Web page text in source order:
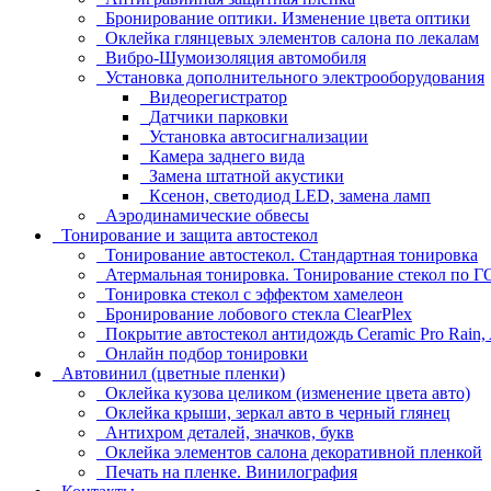
Бронирование оптики. Изменение цвета оптики
Оклейка глянцевых элементов салона по лекалам
Вибро-Шумоизоляция автомобиля
Установка дополнительного электрооборудования
Видеорегистратор
Датчики парковки
Установка автосигнализации
Камера заднего вида
Замена штатной акустики
Ксенон, светодиод LED, замена ламп
Аэродинамические обвесы
Тонирование и защита автостекол
Тонирование автостекол. Стандартная тонировка
Атермальная тонировка. Тонирование стекол по
Тонировка стекол с эффектом хамелеон
Бронирование лобового стекла ClearPlex
Покрытие автостекол антидождь Ceramic Pro Rain,
Онлайн подбор тонировки
Автовинил (цветные пленки)
Оклейка кузова целиком (изменение цвета авто)
Оклейка крыши, зеркал авто в черный глянец
Антихром деталей, значков, букв
Оклейка элементов салона декоративной пленкой
Печать на пленке. Винилография